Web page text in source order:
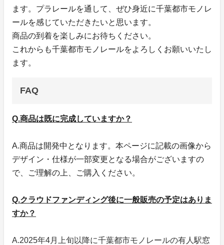
ます。プラレールを通して、ぜひ身近に千葉都市モノレ
ールを感じていただきたいと思います。
商品の到着を楽しみにお待ちください。
これからも千葉都市モノレールをよろしくお願いいたし
ます。
FAQ
Q.商品は既に完成していますか？
A.商品は開発中となります。本ページに記載の画像から
デザイン・仕様が一部変更となる場合がございますの
で、ご理解の上、ご購入ください。
Q.クラウドファンディング後に一般販売の予定はありま
すか？
A.2025年4月上旬以降に千葉都市モノレールの有人駅窓